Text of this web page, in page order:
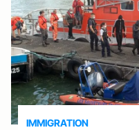
IMMIGRATION